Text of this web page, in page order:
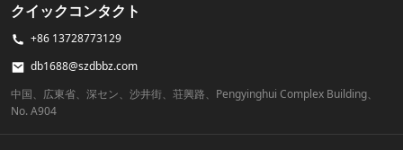
クイックコンタクト
+86 13728773129
db1688@szdbbz.com
中国、広東省、深セン、沙井街、荘興路、Pengyinghui Complex Building、
No. A904